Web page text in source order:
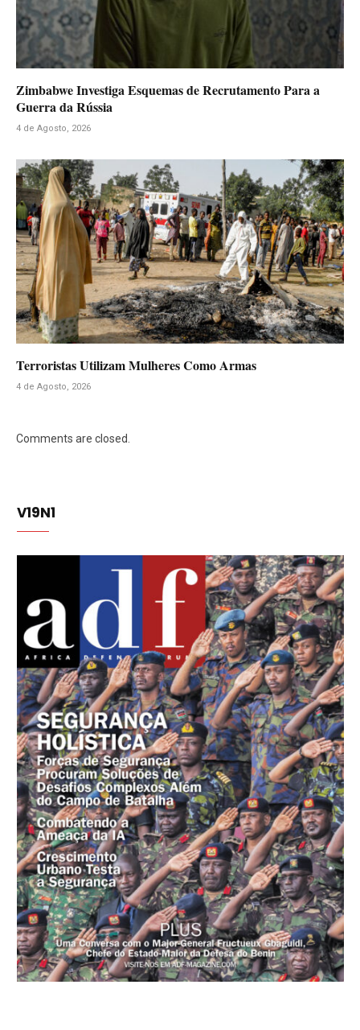
Zimbabwe Investiga Esquemas de Recrutamento Para a
Guerra da Rússia
4 de Agosto, 2026
Terroristas Utilizam Mulheres Como Armas
4 de Agosto, 2026
Comments are closed.
V19N1